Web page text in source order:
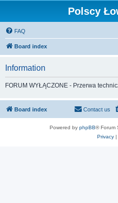
Polscy
FAQ
Board index
Information
FORUM WYŁĄCZONE - Przerwa
Board index Contact us
Powered by phpBB® Forum
Privacy|